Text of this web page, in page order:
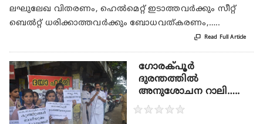
ലഘുലേഖ വിതരണം, ഹെൽമെറ്റ്‌ ഇടാത്തവർക്കും സീറ്റ്‌
ബെൽറ്റ്‌ ധരിക്കാത്തവർക്കും ബോധവത്‌കരണം,…..
 Read Full Article
ഗോരക്പൂർ
ദുരന്തത്തിൽ
അനുശോചന റാലി…..
★★★★★